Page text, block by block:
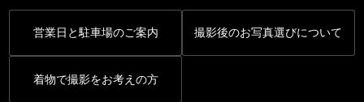
営業日と駐車場のご案内 撮影後のお写真選びについて
着物で撮影をお考えの方